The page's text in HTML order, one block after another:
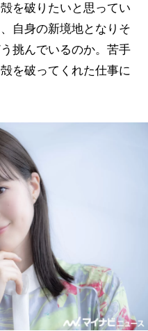
を破りたいと思ってい
自身の新境地となりそ
挑んでいるのか。苦手
を破ってくれた仕事に